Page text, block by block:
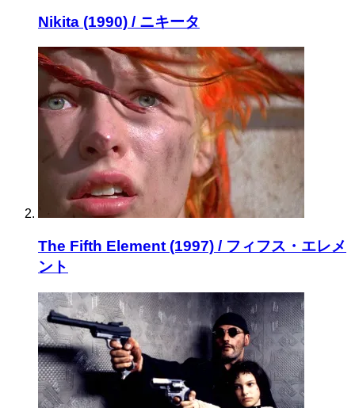
Nikita (1990) / ニキータ
The Fifth Element (1997) / フィフス・エレメ
ント